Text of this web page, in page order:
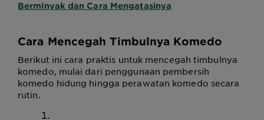
Berminyak dan Cara Mengatasinya
Cara Mencegah Timbulnya Komedo
Berikut ini cara praktis untuk mencegah timbulnya
komedo, mulai dari penggunaan pembersih
komedo hidung hingga perawatan komedo secara
rutin.